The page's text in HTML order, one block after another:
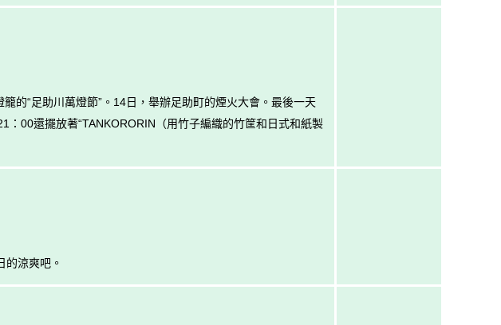
的“足助川萬燈節”。14日，舉辦足助町的煙火大會。最後一天
00還擺放著“TANKORORIN（用竹子編織的竹筐和日式和紙製
涼爽吧。